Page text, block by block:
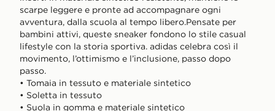
scarpe leggere e pronte ad accompagnare ogni
avventura, dalla scuola al tempo libero.Pensate per
bambini attivi, queste sneaker fondono lo stile casual
lifestyle con la storia sportiva. adidas celebra così il
movimento, l’ottimismo e l’inclusione, passo dopo
passo.
• Tomaia in tessuto e materiale sintetico
• Soletta in tessuto
• Suola in gomma e materiale sintetico